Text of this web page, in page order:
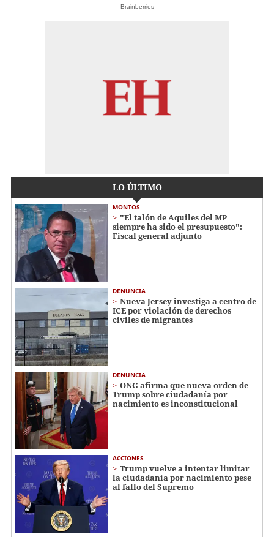
Brainberries
LO ÚLTIMO
MONTOS
"El talón de Aquiles del MP
siempre ha sido el presupuesto":
Fiscal general adjunto
DENUNCIA
Nueva Jersey investiga a centro de
ICE por violación de derechos
civiles de migrantes
DENUNCIA
ONG afirma que nueva orden de
Trump sobre ciudadanía por
nacimiento es inconstitucional
ACCIONES
Trump vuelve a intentar limitar
la ciudadanía por nacimiento pese
al fallo del Supremo